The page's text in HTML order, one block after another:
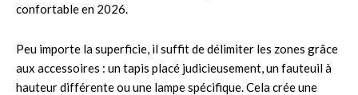
confortable en 2026.
Peu importe la superficie, il suffit de délimiter les zones grâce
aux accessoires : un tapis placé judicieusement, un fauteuil à
hauteur différente ou une lampe spécifique. Cela crée une